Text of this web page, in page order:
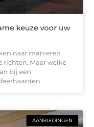
keuze voor uw
naar manieren
richten. Maar welke
bij een
AANBIEDINGEN